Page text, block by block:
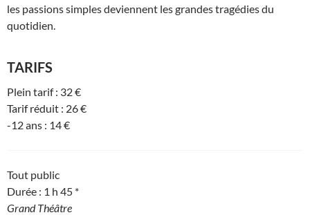
les passions simples deviennent les grandes tragédies du
quotidien.
TARIFS
Plein tarif : 32 €
Tarif réduit : 26 €
-12 ans : 14 €
Tout public
Durée : 1 h 45 *
Grand Théâtre